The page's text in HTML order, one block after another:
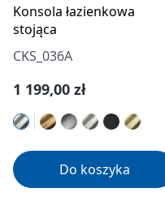
Konsola łazienkowa
stojąca
CKS_036A
Cena regularna:
1 199,00 zł
Do koszyka